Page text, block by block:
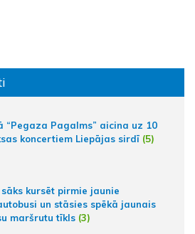
“Pegaza Pagalms” aicina uz 10
koncertiem Liepājas sirdī (5)
kursēt pirmie jaunie
un stāsies spēkā jaunais
maršrutu tīkls (3)